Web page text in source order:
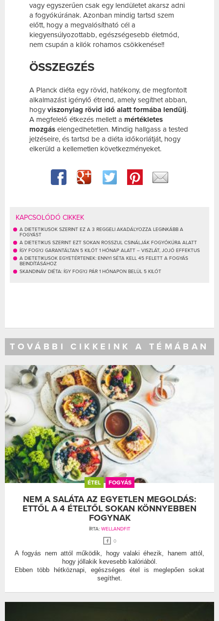
vagy egyszerűen csak egy lendületet akarsz adni
a fogyókúrának. Azonban mindig tartsd szem
előtt, hogy a megvalósítható cél a
kiegyensúlyozottabb, egészségesebb életmód,
nem csupán a kilók rohamos csökkenése!!
ÖSSZEGZÉS
A Planck diéta egy rövid, hatékony, de megfontolt
alkalmazást igénylő étrend, amely segíthet abban,
hogyviszonylag rövid idő alatt formába lendülj.
A megfelelő étkezés mellett a mértékletes
mozgás elengedhetetlen. Mindig hallgass a tested
jelzéseire, és tartsd be a diéta időkorlátját, hogy
elkerüld a kellemetlen következményeket.
KAPCSOLÓDÓ CIKKEK
A DIETETIKUSOK SZERINT EZ A 3 REGGELI AKADÁLYOZZA LEGINKÁBB A
FOGYÁST
A DIETETIKUS SZERINT EZT SOKAN ROSSZUL CSINÁLJÁK FOGYÓKÚRA ALATT
ÍGY FOGYJ GARANTÁLTAN 5 KILÓT 1 HÓNAP ALATT – VISZLÁT, JOJÓ EFFEKTUS
A DIETETIKUSOK EGYETÉRTENEK: ENNYI SÉTA KELL 45 FELETT A FOGYÁS
BEINDÍTÁSÁHOZ
SKANDINÁV DIÉTA: ÍGY FOGYJ PÁR 1 HÓNAPON BELÜL 5 KILÓT
TOVÁBBI CIKKEINK A TÉMÁBAN
ÉTEL FOGYÁS
NEM A SALÁTA AZ EGYETLEN MEGOLDÁS:
ETTŐL A 4 ÉTELTŐL SOKAN KÖNNYEBBEN
FOGYNAK
ÍRTA: WELLANDFIT
0
A fogyás nem attól működik, hogy valaki éhezik, hanem attól,
hogy jóllakik kevesebb kalóriából.
Ebben több hétköznapi, egészséges étel is meglepően sokat
segíthet.